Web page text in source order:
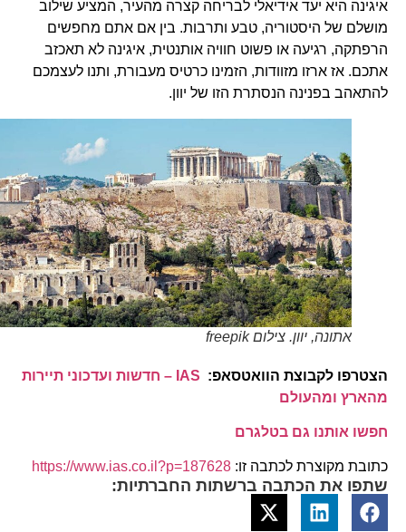
איגינה היא יעד אידיאלי לבריחה קצרה מהעיר, המציע שילוב
מושלם של היסטוריה, טבע ותרבות. בין אם אתם מחפשים
הרפתקה, רגיעה או פשוט חוויה אותנטית, איגינה לא תאכזב
אתכם. אז ארזו מזוודות, הזמינו כרטיס מעבורת, ותנו לעצמכם
להתאהב בפנינה הנסתרת הזו של יוון.
אתונה, יוון. צילום freepik
הצטרפו לקבוצת הוואטסאפ:
IAS – חדשות ועדכוני תיירות
מהארץ ומהעולם
חפשו אותנו גם בטלגרם
כתובת מקוצרת לכתבה זו: https://www.ias.co.il?p=187628
שתפו את הכתבה ברשתות החברתיות: